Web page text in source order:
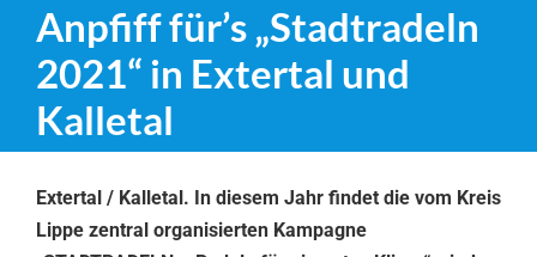
Anpfiff für’s „Stadtradeln
2021“ in Extertal und
Kalletal
Extertal / Kalletal. In diesem Jahr findet die vom Kreis
Lippe zentral organisierten Kampagne